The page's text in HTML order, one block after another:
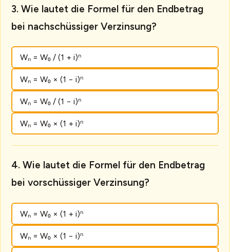
Wie lautet die Formel für den Endbetrag
bei nachschüssiger Verzinsung?
Wₙ = W₀ / (1 + i)ⁿ
Wₙ = W₀ × (1 − i)ⁿ
Wₙ = W₀ / (1 − i)ⁿ
Wₙ = W₀ × (1 + i)ⁿ
Wie lautet die Formel für den Endbetrag
bei vorschüssiger Verzinsung?
Wₙ = W₀ × (1 + i)ⁿ
Wₙ = W₀ × (1 − i)ⁿ